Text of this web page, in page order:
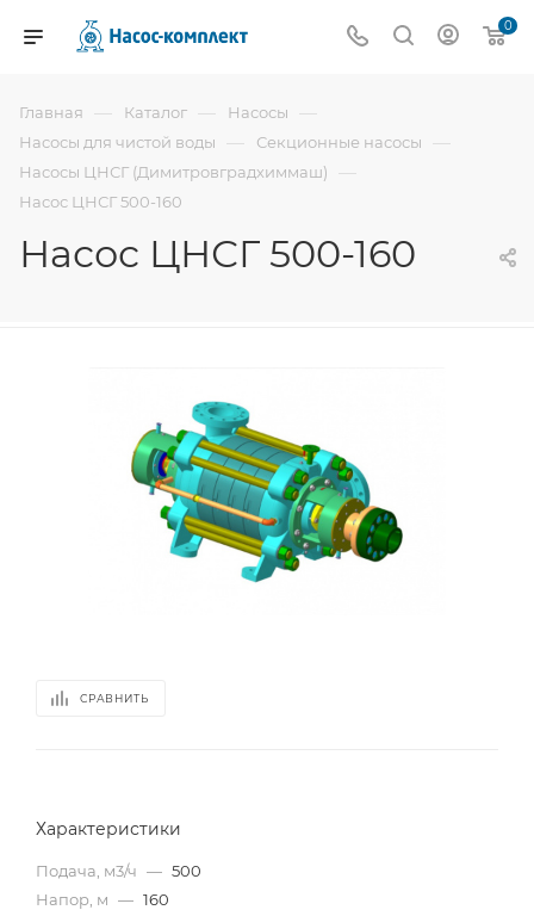
0
Главная — Каталог — Насосы —
Насосы для чистой воды — Секционные насосы —
Насосы ЦНСГ (Димитровградхиммаш) —
Насос ЦНСГ 500-160
Насос ЦНСГ 500-160
СРАВНИТЬ
Характеристики
Подача, м3/ч — 500
Напор, м — 160